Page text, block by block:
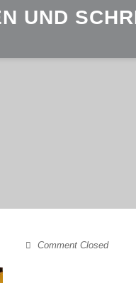
UND
Comment Closed